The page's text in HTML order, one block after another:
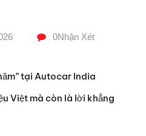
0Nhận Xét
tại Autocar India
Việt mà còn là lời khẳng